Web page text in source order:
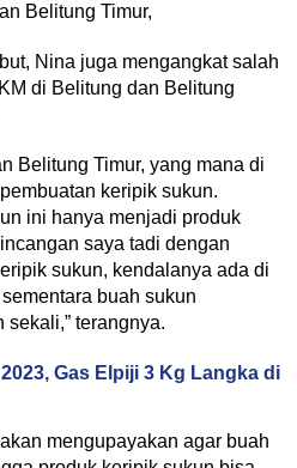
Belitung Timur,
Nina juga mengangkat salah
di Belitung dan Belitung
Belitung Timur, yang mana di
keripik sukun.
ini hanya menjadi produk
saya tadi dengan
sukun, kendalanya ada di
buah sukun
sekali,” terangnya.
Gas Elpiji 3 Kg Langka di
mengupayakan agar buah